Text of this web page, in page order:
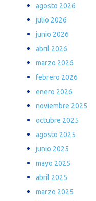
agosto 2026
julio 2026
junio 2026
abril 2026
marzo 2026
febrero 2026
enero 2026
noviembre 2025
octubre 2025
agosto 2025
junio 2025
mayo 2025
abril 2025
marzo 2025